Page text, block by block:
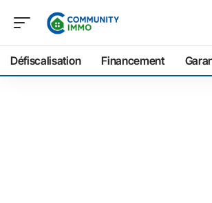
Défiscalisation Financement